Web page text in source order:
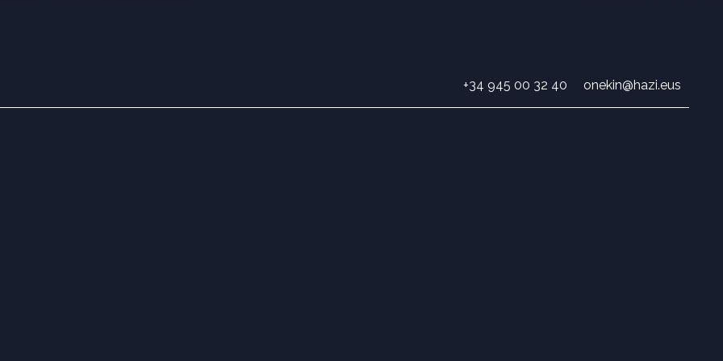
+34 945 00 32 40 onekin@hazi.eus